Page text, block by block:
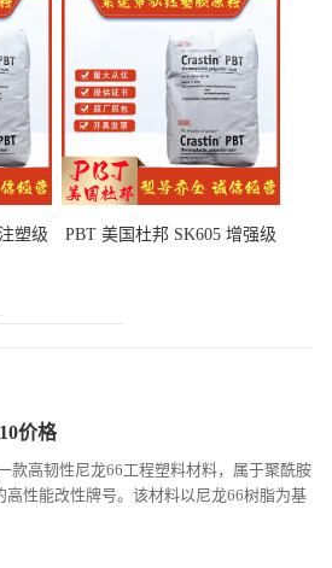
塑级
PBT 美国杜邦 SK605 增强级
价格
款高韧性尼龙66工程塑料材料，属于聚酰胺
高性能改性牌号。该材料以尼龙66树脂为基